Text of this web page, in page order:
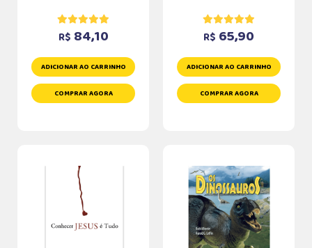
R$ 84,10
ADICIONAR AO CARRINHO
COMPRAR AGORA
R$ 65,90
ADICIONAR AO CARRINHO
COMPRAR AGORA